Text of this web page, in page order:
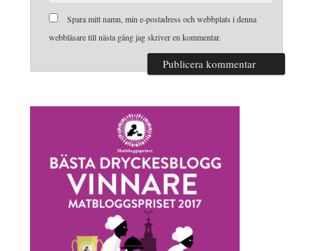
Spara mitt namn, min e-postadress och webbplats i denna
webbläsare till nästa gång jag skriver en kommentar.